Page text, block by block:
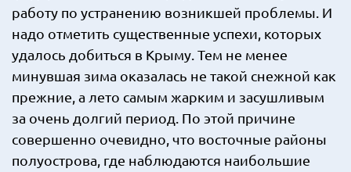
работу по устранению возникшей проблемы. И
надо отметить существенные успехи, которых
удалось добиться в Крыму. Тем не менее
минувшая зима оказалась не такой снежной как
прежние, а лето самым жарким и засушливым
за очень долгий период. По этой причине
совершенно очевидно, что восточные районы
полуострова, где наблюдаются наибольшие